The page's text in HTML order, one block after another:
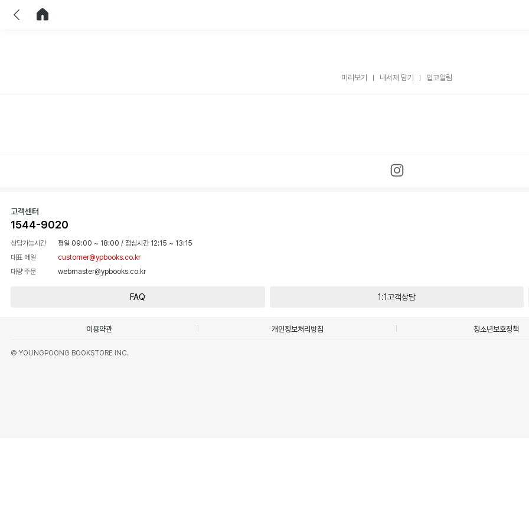
미리보기 내서재 담기 입고알림
고객센터
1544-9020
상담가능시간 평일 09:00 ~ 18:00 / 점심시간 12:15 ~ 13:15
대표 메일
customer@ypbooks.co.kr
대량 주문
webmaster@ypbooks.co.kr
FAQ 1:1고객상담
이용약관 개인정보처리방침 청소년보호정책
© YOUNGPOONG BOOKSTORE INC.